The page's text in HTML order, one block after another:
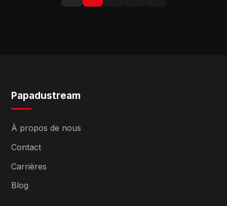
Papadustream
À propos de nous
Contact
Carrières
Blog